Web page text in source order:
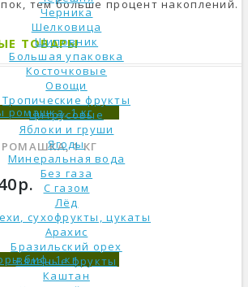
Черника
Шелковица
Шиповник
Большая упаковка
Косточковые
Овощи
Тропические фрукты
Цитрусовые
Яблоки и груши
Ягоды
Минеральная вода
Без газа
С газом
Лёд
сухофрукты, цукаты
Арахис
Бразильский орех
Вяленые фрукты
Каштан
тем больше процент накоплений.
ТОВАРЫ
1 КГ